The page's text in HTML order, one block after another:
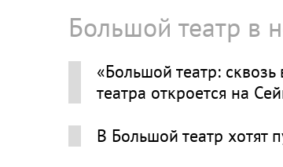
Большой театр в
«Большой театр:
театра откроется на
В Большой театр хотят